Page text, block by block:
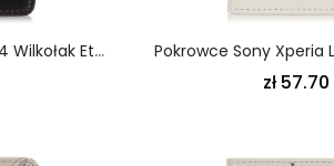
Etui Folio Sony Xperia L4 Wilkołak Etui Ochronne
zł 57.70